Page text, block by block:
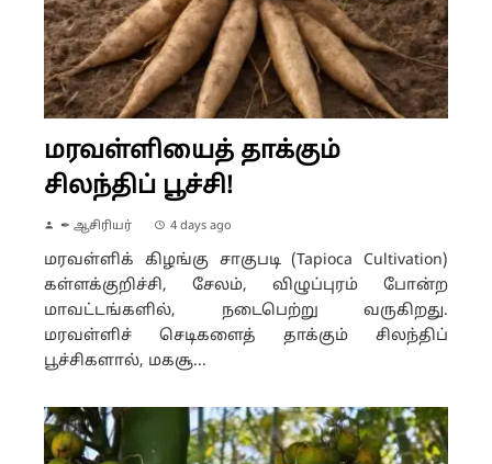
மரவள்ளியைத் தாக்கும்
சிலந்திப் பூச்சி!
✒ ஆசிரியர் 4 days ago
மரவள்ளிக் கிழங்கு சாகுபடி (Tapioca Cultivation)
கள்ளக்குறிச்சி, சேலம், விழுப்புரம் போன்ற
மாவட்டங்களில், நடைபெற்று வருகிறது.
மரவள்ளிச் செடிகளைத் தாக்கும் சிலந்திப்
பூச்சிகளால், மகசூ...